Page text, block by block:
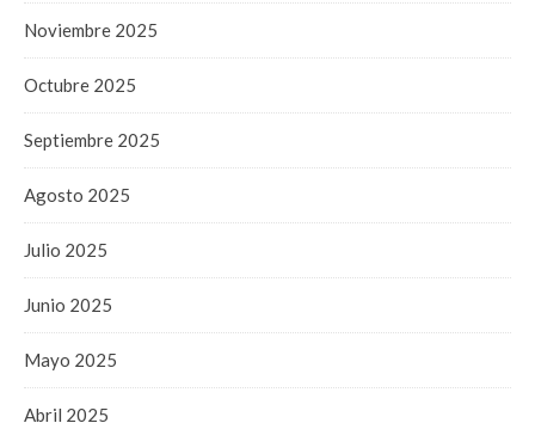
Noviembre 2025
Octubre 2025
Septiembre 2025
Agosto 2025
Julio 2025
Junio 2025
Mayo 2025
Abril 2025